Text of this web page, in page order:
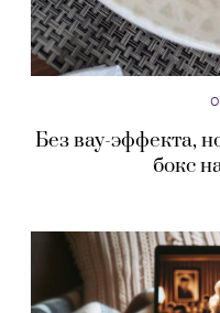
Без вау-эффекта,
бокс